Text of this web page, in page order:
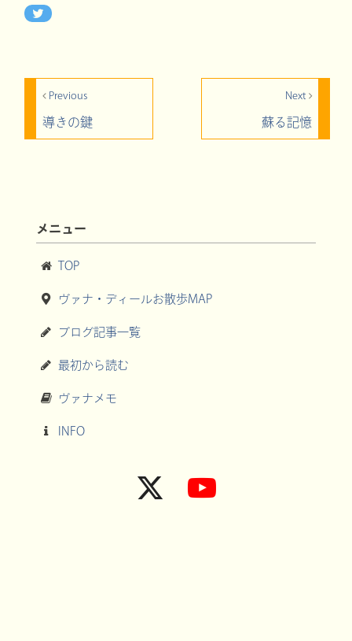
Previous
導きの鍵
Next
蘇る記憶
メニュー
TOP
ヴァナ・ディールお散歩MAP
ブログ記事一覧
最初から読む
ヴァナメモ
INFO